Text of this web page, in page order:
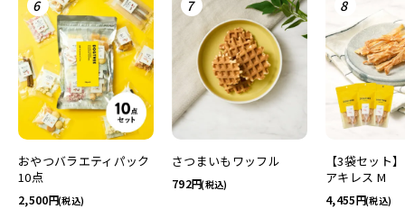
アキレス・骨・皮・ガム スナック・スイーツ
おやつバラエティパック
10点
2,500 (税込)
さつまいもワッフル
792 (税込)
【3袋セット
アキレス M
4,455 (税込)